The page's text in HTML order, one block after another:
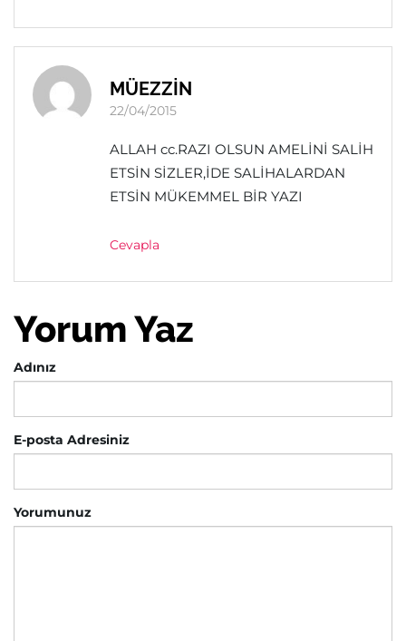
MÜEZZİN
22/04/2015
ALLAH cc.RAZI OLSUN AMELİNİ SALİH
ETSİN SİZLER,İDE SALİHALARDAN
ETSİN MÜKEMMEL BİR YAZI
Cevapla
Yorum Yaz
Adınız
E-posta Adresiniz
Yorumunuz